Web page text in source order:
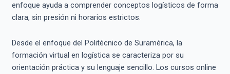
enfoque ayuda a comprender conceptos logísticos de forma
clara, sin presión ni horarios estrictos.
Desde el enfoque del Politécnico de Suramérica, la
formación virtual en logística se caracteriza por su
orientación práctica y su lenguaje sencillo. Los cursos online